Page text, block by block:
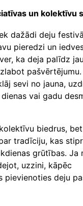
un kolektīvu
dažādi deju
pieredzi un
ka deja palīdz
sevi no jauna,
vai gadu
biedrus,
tradīciju, kas
grūtības. Ja
uzzini, kāpēc
pievienoties deju